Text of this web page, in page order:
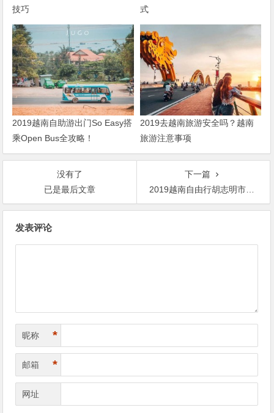
技巧
式
2019越南自助游出门So Easy搭
乘Open Bus全攻略！
2019去越南旅游安全吗？越南
旅游注意事项
没有了
已是最后文章
下一篇
2019越南自由行胡志明市机场市区交通攻略(附Grab使用方式）
发表评论
昵称 *
邮箱 *
网址